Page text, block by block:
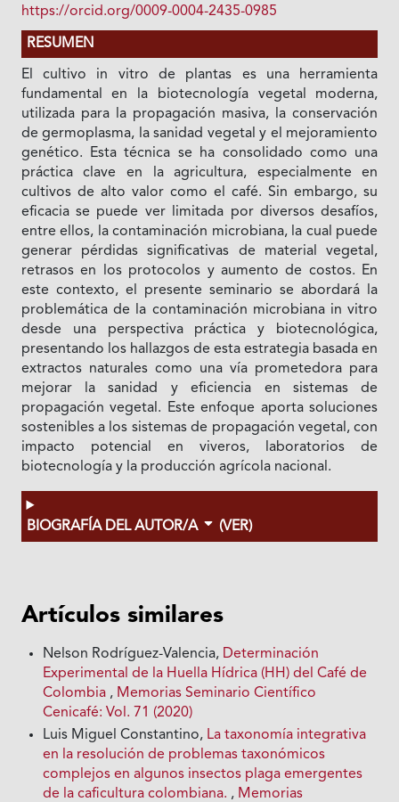
https://orcid.org/0009-0004-2435-0985
RESUMEN
El cultivo in vitro de plantas es una herramienta
fundamental en la biotecnología vegetal moderna,
utilizada para la propagación masiva, la conservación
de germoplasma, la sanidad vegetal y el mejoramiento
genético. Esta técnica se ha consolidado como una
práctica clave en la agricultura, especialmente en
cultivos de alto valor como el café. Sin embargo, su
eficacia se puede ver limitada por diversos desafíos,
entre ellos, la contaminación microbiana, la cual puede
generar pérdidas significativas de material vegetal,
retrasos en los protocolos y aumento de costos. En
este contexto, el presente seminario se abordará la
problemática de la contaminación microbiana in vitro
desde una perspectiva práctica y biotecnológica,
presentando los hallazgos de esta estrategia basada en
extractos naturales como una vía prometedora para
mejorar la sanidad y eficiencia en sistemas de
propagación vegetal. Este enfoque aporta soluciones
sostenibles a los sistemas de propagación vegetal, con
impacto potencial en viveros, laboratorios de
biotecnología y la producción agrícola nacional.
BIOGRAFÍA DEL AUTOR/A (VER)
Artículos similares
Nelson Rodríguez-Valencia, Determinación
Experimental de la Huella Hídrica (HH) del Café de
Colombia , Memorias Seminario Científico
Cenicafé: Vol. 71 (2020)
Luis Miguel Constantino, La taxonomía integrativa
en la resolución de problemas taxonómicos
complejos en algunos insectos plaga emergentes
de la caficultura colombiana. , Memorias